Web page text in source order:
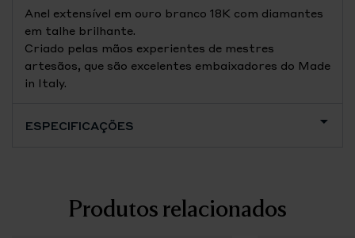
Anel extensível em ouro branco 18K com diamantes
em talhe brilhante.
Criado pelas mãos experientes de mestres
artesãos, que são excelentes embaixadores do Made
in Italy.
ESPECIFICAÇÕES
Produtos relacionados